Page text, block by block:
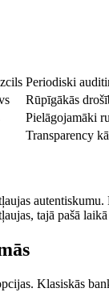
Periodiski
Rūpīgākās
Pielāgojamāki
Transparency
tajā pašā
Klasiskās